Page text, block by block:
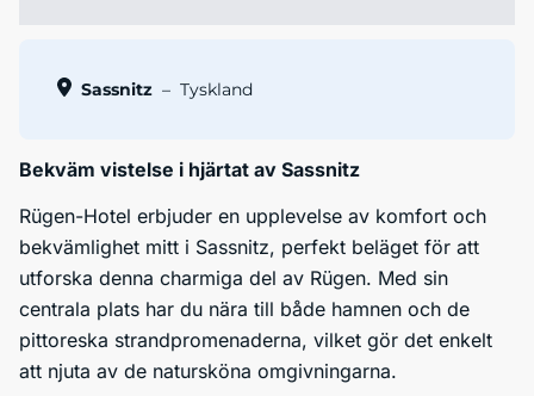
Sassnitz – Tyskland
Bekväm vistelse i hjärtat av Sassnitz
Rügen-Hotel erbjuder en upplevelse av komfort och
bekvämlighet mitt i Sassnitz, perfekt beläget för att
utforska denna charmiga del av Rügen. Med sin
centrala plats har du nära till både hamnen och de
pittoreska strandpromenaderna, vilket gör det enkelt
att njuta av de natursköna omgivningarna.